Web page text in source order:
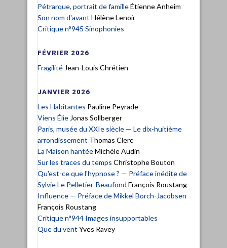
Pétrarque, portrait de familleÉtienne Anheim
Son nom d'avant Hélène Lenoir
Critique n°945 Sinophonies
FÉVRIER 2026
Fragilité Jean-Louis Chrétien
JANVIER 2026
Les Habitantes Pauline Peyrade
Viens Élie Jonas Sollberger
Paris, musée du XXIe siècle — Le dix-huitième
arrondissement Thomas Clerc
La Maison hantéeMichèle Audin
Sur les traces du temps Christophe Bouton
Qu'est-ce que l'hypnose ? — Préface inédite de
Sylvie Le Pelletier-Beaufond François Roustang
Influence — Préface de Mikkel Borch-Jacobsen
François Roustang
Critique n°944 Images insupportables
Que du vent Yves Ravey